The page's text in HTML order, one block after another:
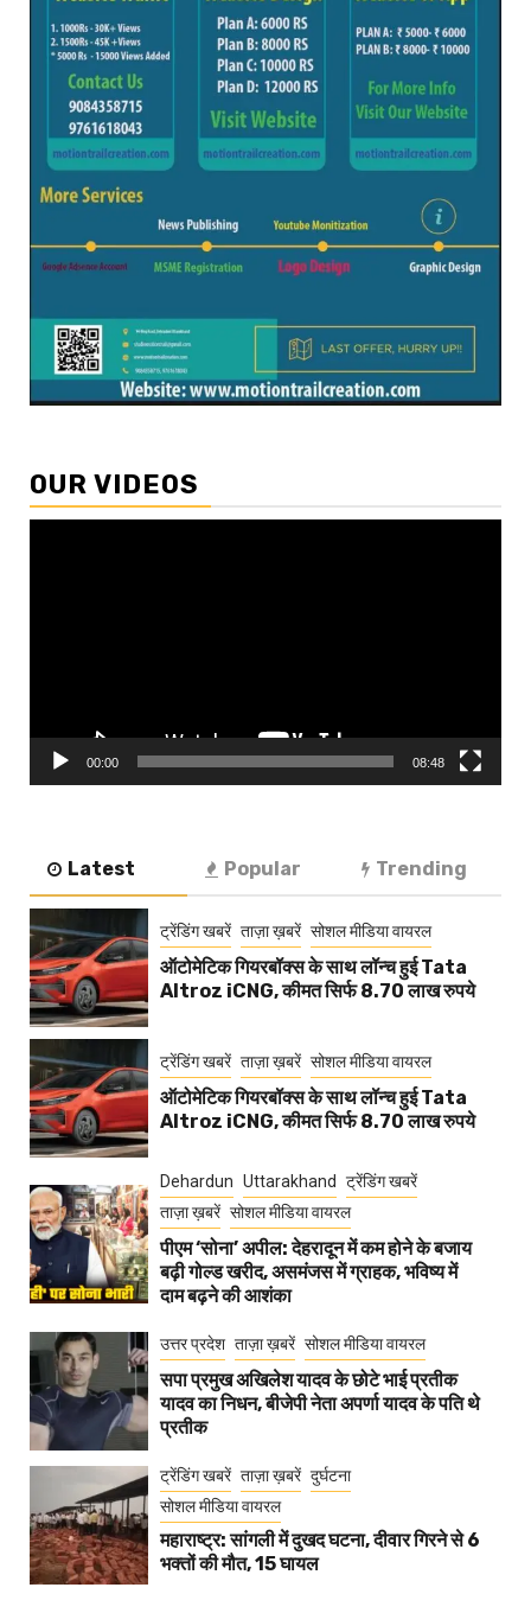
OUR VIDEOS
00:00 08:48
Latest Popular Trending
ट्रेंडिंग खबरें ताज़ा ख़बरें सोशल मीडिया वायरल
ऑटोमेटिक गियरबॉक्स के साथ लॉन्च हुई Tata
Altroz iCNG, कीमत सिर्फ 8.70 लाख रुपये
ट्रेंडिंग खबरें ताज़ा ख़बरें सोशल मीडिया वायरल
ऑटोमेटिक गियरबॉक्स के साथ लॉन्च हुई Tata
Altroz iCNG, कीमत सिर्फ 8.70 लाख रुपये
Dehardun Uttarakhand
ट्रेंडिंग खबरें
ताज़ा ख़बरें सोशल मीडिया वायरल
पीएम ‘सोना’ अपील: देहरादून में कम होने के बजाय
बढ़ी गोल्ड खरीद, असमंजस में ग्राहक, भविष्य में
दाम बढ़ने की आशंका
उत्तर प्रदेश ताज़ा ख़बरें सोशल मीडिया वायरल
सपा प्रमुख अखिलेश यादव के छोटे भाई प्रतीक
यादव का निधन, बीजेपी नेता अपर्णा यादव के पति थे
प्रतीक
ट्रेंडिंग खबरें ताज़ा ख़बरें दुर्घटना
सोशल मीडिया वायरल
महाराष्ट्र: सांगली में दुखद घटना, दीवार गिरने से 6
भक्तों की मौत, 15 घायल